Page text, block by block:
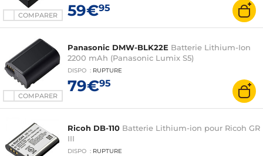
COMPARER 59€95
COMPARER
Panasonic DMW-BLK22E Batterie Lithium-Ion
2200 mAh (Panasonic Lumix S5)
DISPO : RUPTURE
79€95
Ricoh DB-110 Batterie Lithium-ion pour Ricoh GR
III
DISPO : RUPTURE